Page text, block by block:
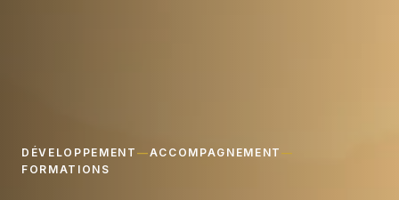
DÉVELOPPEMENT —ACCOMPAGNEMENT—
FORMATIONS